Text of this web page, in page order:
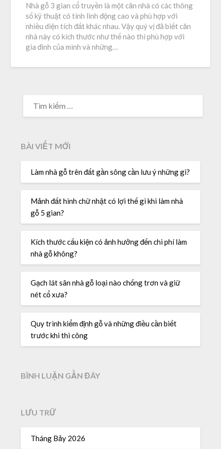
Nhà gỗ 3 gian cổ truyền là một căn nhà có các thông
số kỹ thuật có tính linh động cao và phù hợp với
nhiều diện tích đất khác nhau. Vậy quý vị đã biết căn
nhà này có kích thước như thế nào thì phù hợp với
gia đình của mình và những…
KIẾM
BÀI VIẾT MỚI
Làm nhà gỗ trên đất gần sông cần lưu ý những gì?
Mảnh đất hình chữ nhật có lợi thế gì khi làm nhà
gỗ 5 gian?
Kích thước cấu kiện có ảnh hưởng đến chi phí làm
nhà gỗ không?
Gạch lát sân nhà gỗ loại nào chống trơn và giữ
nét cổ xưa?
Quy trình kiểm định gỗ và những điều cần biết
trước khi thi công
BÌNH LUẬN GẦN ĐÂY
LƯU TRỮ
Tháng Bảy 2026